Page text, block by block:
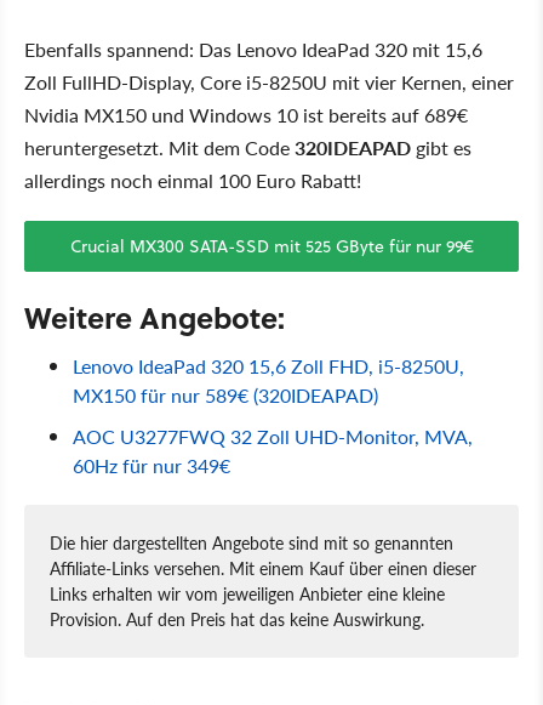
Ebenfalls spannend: Das Lenovo IdeaPad 320 mit 15,6
Zoll FullHD-Display, Core i5-8250U mit vier Kernen, einer
Nvidia MX150 und Windows 10 ist bereits auf 689€
heruntergesetzt. Mit dem Code320IDEAPAD gibt es
allerdings noch einmal 100 Euro Rabatt!
Crucial MX300 SATA-SSD mit 525 GByte für nur 99€
Weitere Angebote:
Lenovo IdeaPad 320 15,6 Zoll FHD, i5-8250U,
MX150 für nur 589€ (320IDEAPAD)
AOC U3277FWQ 32 Zoll UHD-Monitor, MVA,
60Hz für nur 349€
Die hier dargestellten Angebote sind mit so genannten
Affiliate-Links versehen. Mit einem Kauf über einen dieser
Links erhalten wir vom jeweiligen Anbieter eine kleine
Provision. Auf den Preis hat das keine Auswirkung.